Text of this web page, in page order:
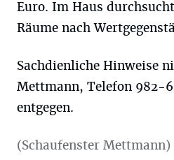
Euro. Im Haus
Räume nach
Sachdienliche Hinweise
Mettmann, Telefon 982-
entgegen.
(Schaufenster Mettmann)